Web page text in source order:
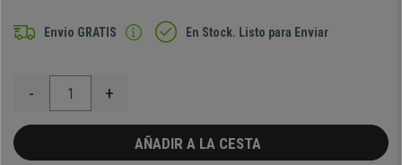
Envio GRATIS En Stock. Listo para Enviar
- +
AÑADIR A LA CESTA